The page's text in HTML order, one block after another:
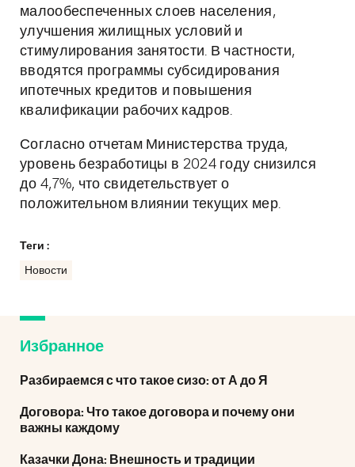
малообеспеченных слоев населения,
улучшения жилищных условий и
стимулирования занятости. В частности,
вводятся программы субсидирования
ипотечных кредитов и повышения
квалификации рабочих кадров.
Согласно отчетам Министерства труда,
уровень безработицы в 2024 году снизился
до 4,7%, что свидетельствует о
положительном влиянии текущих мер.
Теги :
Новости
Избранное
Разбираемся с что такое сизо: от А до Я
Договора: Что такое договора и почему они
важны каждому
Казачки Дона: Внешность и традиции